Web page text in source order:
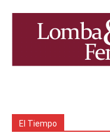
El Tiempo